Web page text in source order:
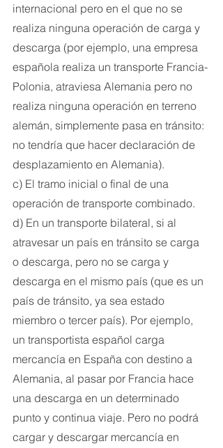
internacional pero en el que no se
realiza ninguna operación de carga y
descarga (por ejemplo, una empresa
española realiza un transporte Francia-
Polonia, atraviesa Alemania pero no
realiza ninguna operación en terreno
alemán, simplemente pasa en tránsito:
no tendría que hacer declaración de
desplazamiento en Alemania).
c) El tramo inicial o final de una
operación de transporte combinado.
d) En un transporte bilateral, si al
atravesar un país en tránsito se carga
o descarga, pero no se carga y
descarga en el mismo país (que es un
país de tránsito, ya sea estado
miembro o tercer país). Por ejemplo,
un transportista español carga
mercancía en España con destino a
Alemania, al pasar por Francia hace
una descarga en un determinado
punto y continua viaje. Pero no podrá
cargar y descargar mercancía en